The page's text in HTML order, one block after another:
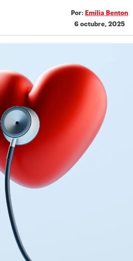
Por: Emilia Benton
6 octubre, 2025